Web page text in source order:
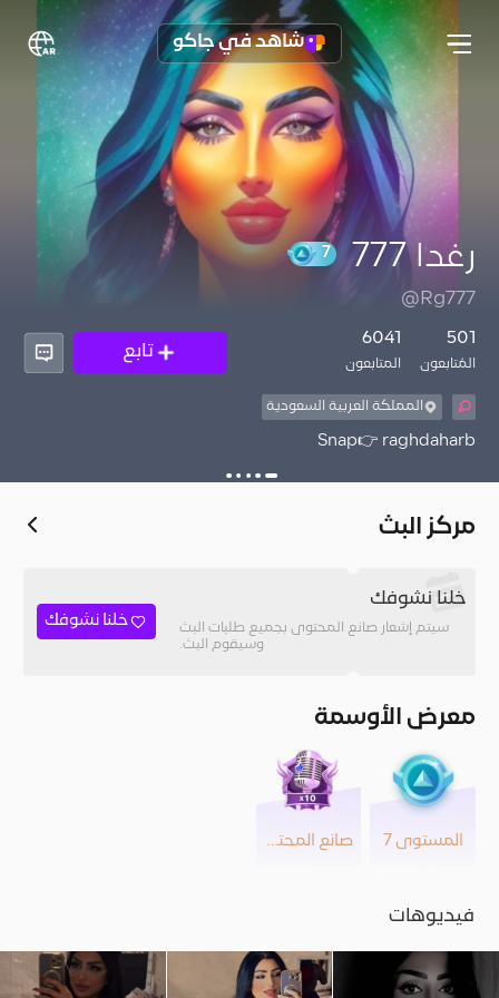
شاهد في جاكو
رغدا 777
@Rg777
501
المُتابعون
6041
المتابعون
تابع
المملكة العربية السعودية
Snap👉 raghdaharb
مركز البث
خلنا نشوفك
سيتم إشعار صانع المحتوى بجميع طلبات البث
وسيقوم البث.
خلنا نشوفك
معرض الأوسمة
المستوى 7 صانع المحتوى
فيديوهات